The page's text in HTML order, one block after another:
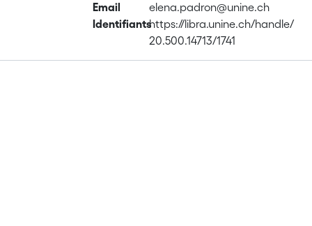
Email
elena.padron@unine.ch
Identifiantshttps://libra.unine.ch/handle/
20.500.14713/1741